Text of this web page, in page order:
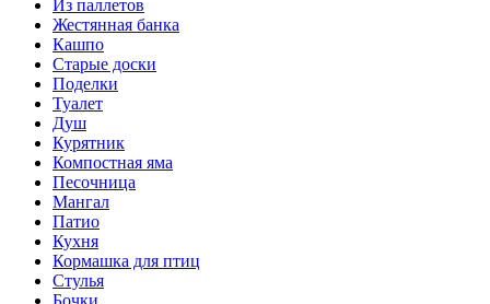
Из паллетов
Жестянная банка
Кашпо
Старые доски
Поделки
Туалет
Душ
Курятник
Компостная яма
Песочница
Мангал
Патио
Кухня
Кормашка для птиц
Стулья
Бочки